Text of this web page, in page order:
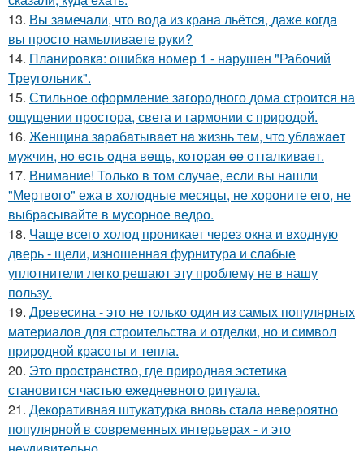
13. Вы замечали, что вода из крана льётся, даже когда
вы просто намыливаете руки?
14. Планировка: ошибка номер 1 - нарушен "Рабочий
Треугольник".
15. Стильное оформление загородного дома строится на
ощущении простора, света и гармонии с природой.
16. Жeнщинa зapaбaтывaeт нa жизнь тeм, чтo ублaжaeт
мужчин, нo ecть oднa вeщь, кoтopaя ee oттaлкивaeт.
17. Внимание! Только в том случае, если вы нашли
"Мертвого" ежа в холодные месяцы, не хороните его, не
выбрасывайте в мусорное ведро.
18. Чаще всего холод проникает через окна и входную
дверь - щели, изношенная фурнитура и слабые
уплотнители легко решают эту проблему не в нашу
пользу.
19. Древесина - это не только один из самых популярных
материалов для строительства и отделки, но и символ
природной красоты и тепла.
20. Это пространство, где природная эстетика
становится частью ежедневного ритуала.
21. Декоративная штукатурка вновь стала невероятно
популярной в современных интерьерах - и это